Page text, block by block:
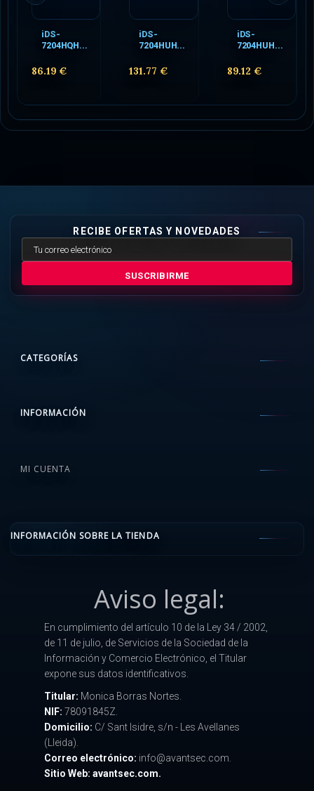
iDS-
7204HQH...
86.19 €
iDS-
7204HUH...
131.77 €
iDS-
7204HUH...
89.12 €
RECIBE OFERTAS Y NOVEDADES
SUSCRIBIRME
CATEGORÍAS
INFORMACIÓN
MI CUENTA
INFORMACIÓN SOBRE LA TIENDA
Aviso legal:
En cumplimiento del artículo 10 de la Ley 34 / 2002,
de 11 de julio, de Servicios de la Sociedad de la
Información y Comercio Electrónico, el Titular
expone sus datos identificativos.
Titular: Monica Borras Nortes.
NIF: 78091845Z.
Domicilio: C/ Sant Isidre, s/n - Les Avellanes
(Lleida).
Correo electrónico: info@avantsec.com.
Sitio Web: avantsec.com.